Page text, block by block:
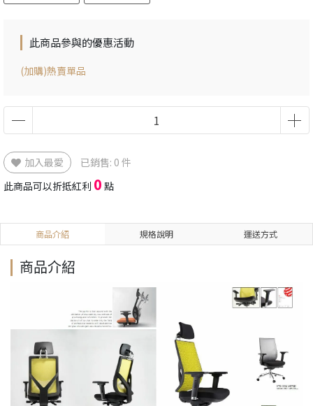
此商品參與的優惠活動
(加購)熱賣單品
加入最愛
已銷售: 0 件
此商品可以折抵紅利 0 點
商品介紹 規格說明 運送方式
商品介紹